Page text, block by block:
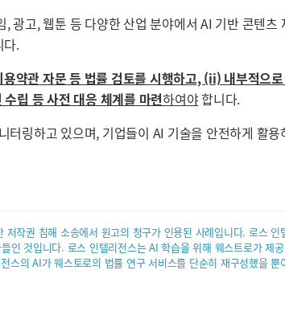
고, 웹툰 등 다양한 산업 분야에서 AI 기반 콘텐
다.
약관 자문 등 법률 검토를 시행하고, (ii) 내부적으
립 등 사전 대응 체계를 마련하여야합니다.
링하고 있으며, 기업들이 AI 기술을 안전하게 활
권 침해 소송에서 원고의 청구가 인용된 사례입니다. 로스
것입니다. 로스 인텔리전스는 AI 학습을 위해 웨스트로가 제
의 AI가 웨스토로의 법률 연구 서비스를 단순히 재구성했을